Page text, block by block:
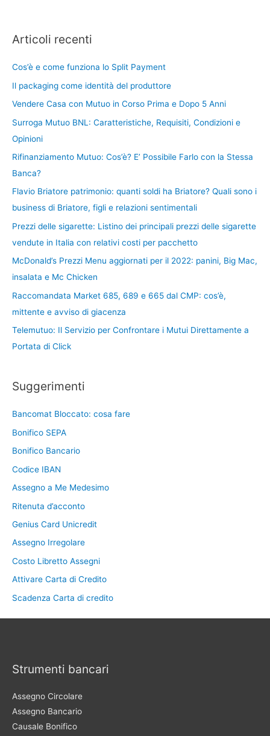
Articoli recenti
Cos’è e come funziona lo Split Payment
Il packaging come identità del produttore
Vendere Casa con Mutuo in Corso Prima e Dopo 5 Anni
Surroga Mutuo BNL: Caratteristiche, Requisiti, Condizioni e
Opinioni
Rifinanziamento Mutuo: Cos’è? E’ Possibile Farlo con la Stessa
Banca?
Flavio Briatore patrimonio: quanti soldi ha Briatore? Quali sono i
business di Briatore, figli e relazioni sentimentali
Prezzi delle sigarette: Listino dei principali prezzi delle sigarette
vendute in Italia con relativi costi per pacchetto
McDonald’s Prezzi Menu aggiornati per il 2022: panini, Big Mac,
insalata e Mc Chicken
Raccomandata Market 685, 689 e 665 dal CMP: cos’è,
mittente e avviso di giacenza
Telemutuo: Il Servizio per Confrontare i Mutui Direttamente a
Portata di Click
Suggerimenti
Bancomat Bloccato: cosa fare
Bonifico SEPA
Bonifico Bancario
Codice IBAN
Assegno a Me Medesimo
Ritenuta d’acconto
Genius Card Unicredit
Assegno Irregolare
Costo Libretto Assegni
Attivare Carta di Credito
Scadenza Carta di credito
Strumenti bancari
Assegno Circolare
Assegno Bancario
Causale Bonifico